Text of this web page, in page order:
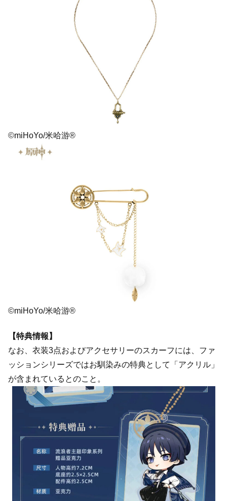
©miHoYo/米哈游®
©miHoYo/米哈游®
【特典情報】
なお、衣装3点およびアクセサリーのスカーフには、ファ
ッションシリーズではお馴染みの特典として「アクリル」
が含まれているとのこと。